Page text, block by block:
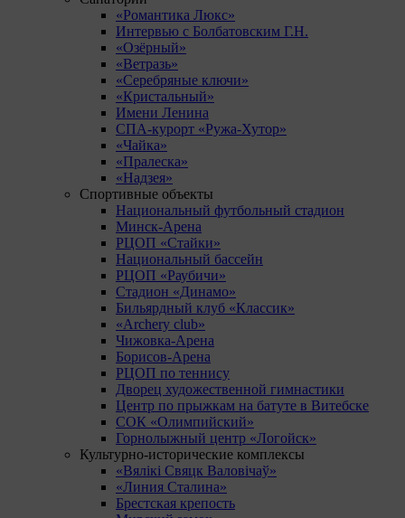
«Романтика Люкс»
Интервью с Болбатовским Г.Н.
«Озёрный»
«Ветразь»
«Серебряные ключи»
«Кристальный»
Имени Ленина
СПА-курорт «Ружа-Хутор»
«Чайка»
«Пралеска»
«Надзея»
Спортивные объекты
Национальный футбольный стадион
Минск-Арена
РЦОП «Стайки»
Национальный бассейн
РЦОП «Раубичи»
Стадион «Динамо»
Бильярдный клуб «Классик»
«Archery club»
Чижовка-Арена
Борисов-Арена
РЦОП по теннису
Дворец художественной гимнастики
Центр по прыжкам на батуте в Витебске
СОК «Олимпийский»
Горнолыжный центр «Логойск»
Культурно-исторические комплексы
«Вялікі Свяцк Валовічаў»
«Линия Сталина»
Брестская крепость